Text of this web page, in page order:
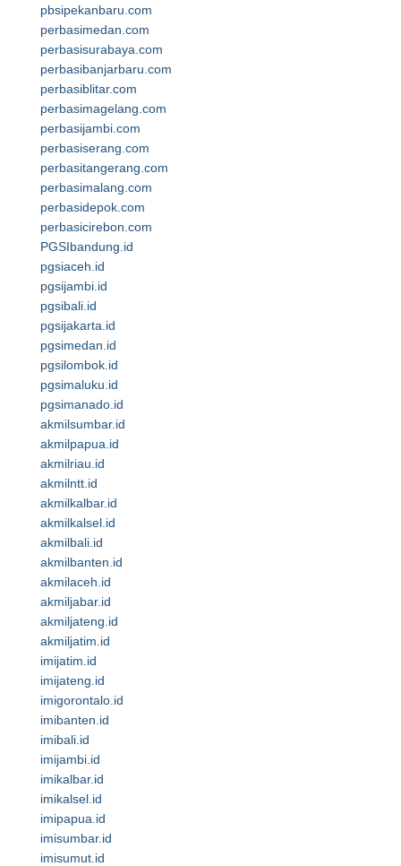
pbsipekanbaru.com
perbasimedan.com
perbasisurabaya.com
perbasibanjarbaru.com
perbasiblitar.com
perbasimagelang.com
perbasijambi.com
perbasiserang.com
perbasitangerang.com
perbasimalang.com
perbasidepok.com
perbasicirebon.com
PGSIbandung.id
pgsiaceh.id
pgsijambi.id
pgsibali.id
pgsijakarta.id
pgsimedan.id
pgsilombok.id
pgsimaluku.id
pgsimanado.id
akmilsumbar.id
akmilpapua.id
akmilriau.id
akmilntt.id
akmilkalbar.id
akmilkalsel.id
akmilbali.id
akmilbanten.id
akmilaceh.id
akmiljabar.id
akmiljateng.id
akmiljatim.id
imijatim.id
imijateng.id
imigorontalo.id
imibanten.id
imibali.id
imijambi.id
imikalbar.id
imikalsel.id
imipapua.id
imisumbar.id
imisumut.id